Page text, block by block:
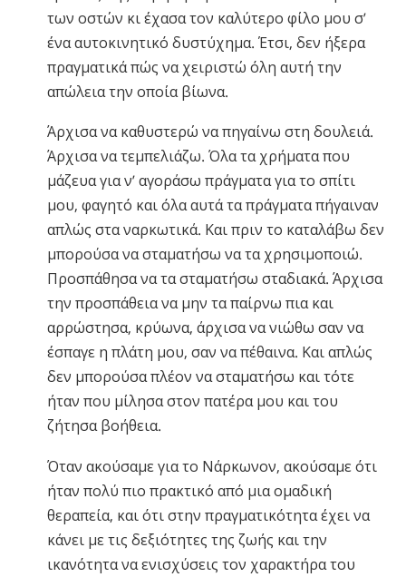
Αραβικά
Νεπαλέζικα
Ουκρανικά
Κροατικά
Τουρκικά
Όλες οι Περιοχές/Γλώσσες
των οστών κι έχασα τον καλύτερο φίλο μου σ’
ένα αυτοκινητικό δυστύχημα. Έτσι, δεν ήξερα
πραγματικά πώς να χειριστώ όλη αυτή την
απώλεια την οποία βίωνα.
Άρχισα να καθυστερώ να πηγαίνω στη δουλειά.
Άρχισα να τεμπελιάζω. Όλα τα χρήματα που
μάζευα για ν’ αγοράσω πράγματα για το σπίτι
μου, φαγητό και όλα αυτά τα πράγματα πήγαιναν
απλώς στα ναρκωτικά. Και πριν το καταλάβω δεν
μπορούσα να σταματήσω να τα χρησιμοποιώ.
Προσπάθησα να τα σταματήσω σταδιακά. Άρχισα
την προσπάθεια να μην τα παίρνω πια και
αρρώστησα, κρύωνα, άρχισα να νιώθω σαν να
έσπαγε η πλάτη μου, σαν να πέθαινα. Και απλώς
δεν μπορούσα πλέον να σταματήσω και τότε
ήταν που μίλησα στον πατέρα μου και του
ζήτησα βοήθεια.
Όταν ακούσαμε για το Νάρκωνον, ακούσαμε ότι
ήταν πολύ πιο πρακτικό από μια ομαδική
θεραπεία, και ότι στην πραγματικότητα έχει να
κάνει με τις δεξιότητες της ζωής και την
ικανότητα να ενισχύσεις τον χαρακτήρα του